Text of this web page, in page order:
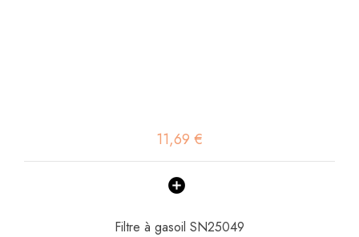
11,69 €
Filtre à gasoil SN25049